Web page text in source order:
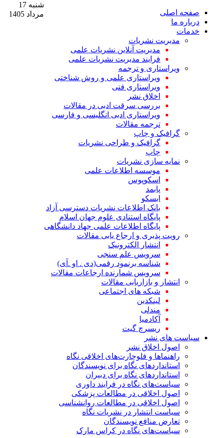
صفحه اصلی
درباره ما
خدمات
مدیریت نشریات
مدیریت آنلاین نشریات علمی
فرایند مدیریت نشریات علمی
ویراستاری و ترجمه
ویراستاری علمی و روش شناختی
ویراستاری فنی
اخلاق نشر
بررسی سرقت ادبی در مقالات
ویراستاری ادبی انگلیسی و فارسی
ترجمه مقالات
گرافیک و چاپ
گرافیک و طراحی نشریات
چاپ
نمایه سازی نشریات
موسسه اطلاعات علمی
اسکوپوس
پابمد
ابسکو
بانک اطلاعات نشریات دسترسی آزاد
پایگاه استنادی علوم جهان اسلام
پایگاه اطلاعات علمی جهاد دانشگاهی
رویت پذیری و ارجاع یابی مقالات
انتشار الکترونیک
سرویس علم سنجی
شناسه برنمود رقمی(دی . او .آی)
سرویس شمارنده ارجاعات مقالات
انتشار و بازاریابی مقالات
شبکه های اجتماعی
لینکدین
مندلی
آکادمیا
ریسرچ گیت
سیاست های نشر
اصول اخلاق نشر
راهنماها و فلوچارت‌های اخلاقی نگاه
استاندارد‌های نگاه برای نویسندگان
استاندارد‌های نگاه برای دبیران
سیاست‌های نگاه در فرایند داوری
اصول اخلاقی در مطالعات پزشکی
اصول اخلاقی در مطالعات روانشناسی
سیاست انتشار در نشریات نگاه
تعارض منافع نویسندگان
سیاست‌های نگاه در کراس مارک
شنبه 17
مرداد 1405